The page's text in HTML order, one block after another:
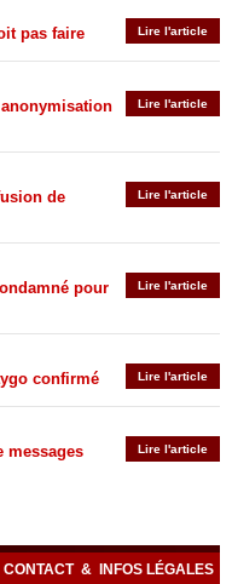
Lire l'article
pas faire
Lire l'article
Lire l'article
de
Lire l'article
pour
Lire l'article
confirmé
Lire l'article
messages
CONTACT & INFOS LÉGALES